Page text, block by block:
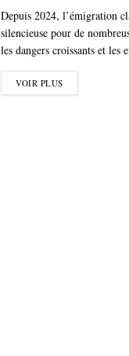
Depuis 2024, l’émigration
silencieuse pour de
les dangers croissants et les
VOIR PLUS